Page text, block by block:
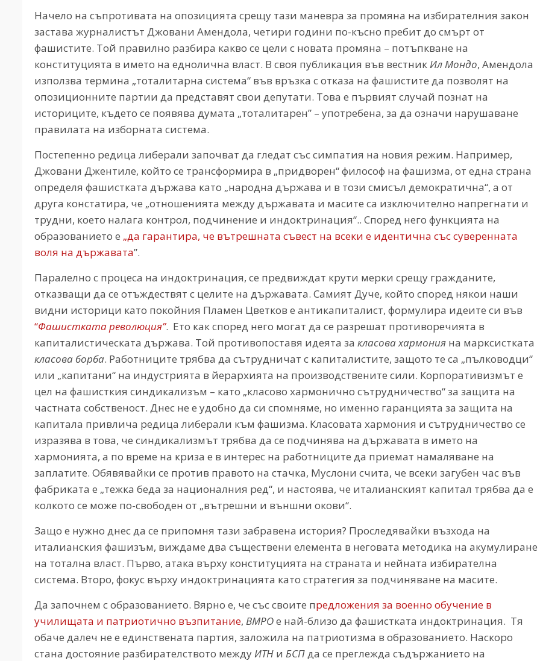
Начело на съпротивата на опозицията срещу тази маневра за промяна на избирателния закон
застава журналистът Джовани Амендола, четири години по-късно пребит до смърт от
фашистите. Той правилно разбира какво се цели с новата промяна – потъпкване на
конституцията в името на еднолична власт. В своя публикация във вестникИл Мондо, Амендола
използва термина „тоталитарна система“ във връзка с отказа на фашистите да позволят на
опозиционните партии да представят свои депутати. Това е първият случай познат на
историците, където се появява думата „тоталитарен” – употребена, за да означи нарушаване
правилата на изборната система.
Постепенно редица либерали започват да гледат със симпатия на новия режим. Например,
Джовани Джентиле, който се трансформира в „придворен“ философ на фашизма, от една страна
определя фашистката държава като „народна държава и в този смисъл демократична“, а от
друга констатира, че „отношенията между държавата и масите са изключително напрегнати и
трудни, което налага контрол, подчинение и индоктринация“.. Според него функцията на
образованието е „да гарантира, че вътрешната съвест на всеки е идентична със суверенната
воля на държавата”.
Паралелно с процеса на индоктринация, се предвиждат крути мерки срещу гражданите,
отказващи да се отъждествят с целите на държавата. Самият Дуче, който според някои наши
видни историци като покойния Пламен Цветков е антикапиталист, формулира идеите си във
“Фашистката революция”. Ето как според него могат да се разрешат противоречията в
капиталистическата държава. Той противопоставя идеята за класова хармония на марксистката
класова борба. Работниците трябва да сътрудничат с капиталистите, защото те са „пълководци“
или „капитани“ на индустрията в йерархията на производствените сили. Корпоративизмът е
цел на фашисткия синдикализъм – като „класово хармонично сътрудничество“ за защита на
частната собственост. Днес не е удобно да си спомняме, но именно гаранцията за защита на
капитала привлича редица либерали към фашизма. Класовата хармония и сътрудничество се
изразява в това, че синдикализмът трябва да се подчинява на държавата в името на
хармонията, а по време на криза е в интерес на работниците да приемат намаляване на
заплатите. Обявявайки се против правото на стачка, Муслони счита, че всеки загубен час във
фабриката е „тежка беда за националния ред“, и настоява, че италианският капитал трябва да е
колкото се може по-свободен от „вътрешни и външни окови“.
Защо е нужно днес да се припомня тази забравена история? Проследявайки възхода на
италианския фашизъм, виждаме два съществени елемента в неговата методика на акумулиране
на тотална власт. Първо, атака върху конституцията на страната и нейната избирателна
система. Второ, фокус върху индоктринацията като стратегия за подчиняване на масите.
Да започнем с образованието. Вярно е, че със своите предложения за военно обучение в
училищата и патриотично възпитание, ВМРОе най-близо да фашистката индоктринация. Тя
обаче далеч не е единствената партия, заложила на патриотизма в образованието. Наскоро
стана достояние разбирателството междуИТН и БСПда се преглежда съдържанието на